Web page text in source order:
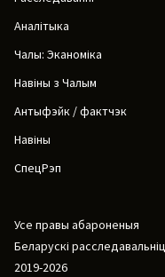
Аналітыка
Чалы: Эканоміка
Навіны з Чалым
Антыфэйк / фактчэк
Навіны
СпецРэп
Усе правы абароненыя
Беларускі
2019-2026